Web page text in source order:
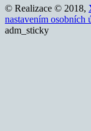
© Realizace © 2018,
nastavením osobních
adm_sticky